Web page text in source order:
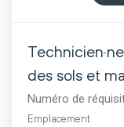
des sols et
Numéro de
Emplacement